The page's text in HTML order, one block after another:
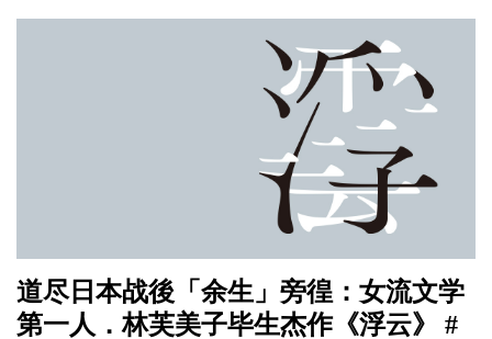
道尽日本战後「余生」旁徨：女流文学
第一人．林芙美子毕生杰作《浮云》 #